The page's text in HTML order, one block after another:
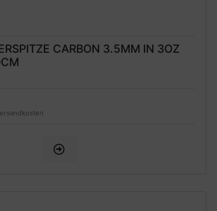
CARBON 3.5MM IN 3OZ